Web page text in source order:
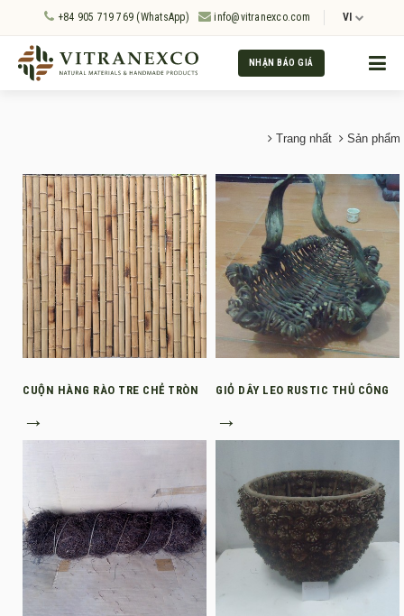
+84 905 719 769 (WhatsApp) info@vitranexco.com VI
NHẬN BÁO GIÁ
Trang nhất Sản phẩm
CUỘN HÀNG RÀO TRE CHẺ TRÒN
→
GIỎ DÂY LEO RUSTIC THỦ CÔNG
→